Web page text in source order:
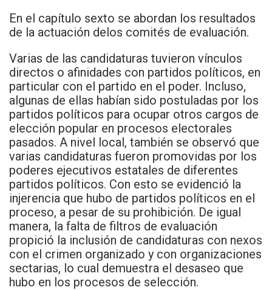
En el capítulo sexto se abordan los resultados
de la actuación delos comités de evaluación.
Varias de las candidaturas tuvieron vínculos
directos o afinidades con partidos políticos, en
particular con el partido en el poder. Incluso,
algunas de ellas habían sido postuladas por los
partidos políticos para ocupar otros cargos de
elección popular en procesos electorales
pasados. A nivel local, también se observó que
varias candidaturas fueron promovidas por los
poderes ejecutivos estatales de diferentes
partidos políticos. Con esto se evidenció la
injerencia que hubo de partidos políticos en el
proceso, a pesar de su prohibición. De igual
manera, la falta de filtros de evaluación
propició la inclusión de candidaturas con nexos
con el crimen organizado y con organizaciones
sectarias, lo cual demuestra el desaseo que
hubo en los procesos de selección.